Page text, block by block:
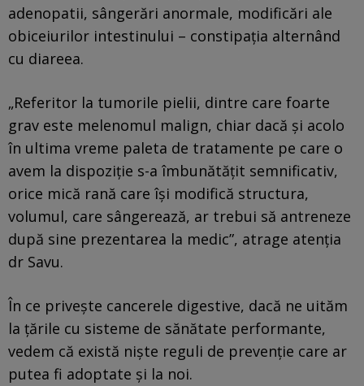
adenopatii, sângerări anormale, modificări ale
obiceiurilor intestinului – constipaţia alternând
cu diareea.
„Referitor la tumorile pielii, dintre care foarte
grav este melenomul malign, chiar dacă şi acolo
în ultima vreme paleta de tratamente pe care o
avem la dispoziţie s-a îmbunătăţit semnificativ,
orice mică rană care îşi modifică structura,
volumul, care sângerează, ar trebui să antreneze
după sine prezentarea la medic”, atrage atenția
dr Savu.
În ce privește cancerele digestive, dacă ne uităm
la țările cu sisteme de sănătate performante,
vedem că există niște reguli de prevenție care ar
putea fi adoptate și la noi.